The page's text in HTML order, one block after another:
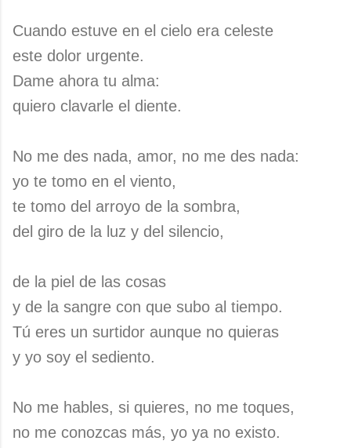
Cuando estuve en el cielo era celeste
este dolor urgente.
Dame ahora tu alma:
quiero clavarle el diente.
No me des nada, amor, no me des nada:
yo te tomo en el viento,
te tomo del arroyo de la sombra,
del giro de la luz y del silencio,
de la piel de las cosas
y de la sangre con que subo al tiempo.
Tú eres un surtidor aunque no quieras
y yo soy el sediento.
No me hables, si quieres, no me toques,
no me conozcas más, yo ya no existo.